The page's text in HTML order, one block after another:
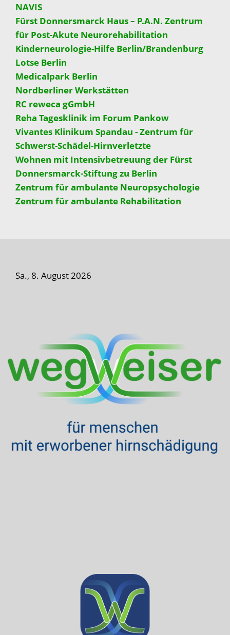
NAVIS
Fürst Donnersmarck Haus – P.A.N. Zentrum
für Post-Akute Neurorehabilitation
Kinderneurologie-Hilfe Berlin/Brandenburg
Lotse Berlin
Medicalpark Berlin
Nordberliner Werkstätten
RC reweca gGmbH
Reha Tagesklinik im Forum Pankow
Vivantes Klinikum Spandau - Zentrum für
Schwerst-Schädel-Hirnverletzte
Wohnen mit Intensivbetreuung der Fürst
Donnersmarck-Stiftung zu Berlin
Zentrum für ambulante Neuropsychologie
Zentrum für ambulante Rehabilitation
Sa., 8. August 2026